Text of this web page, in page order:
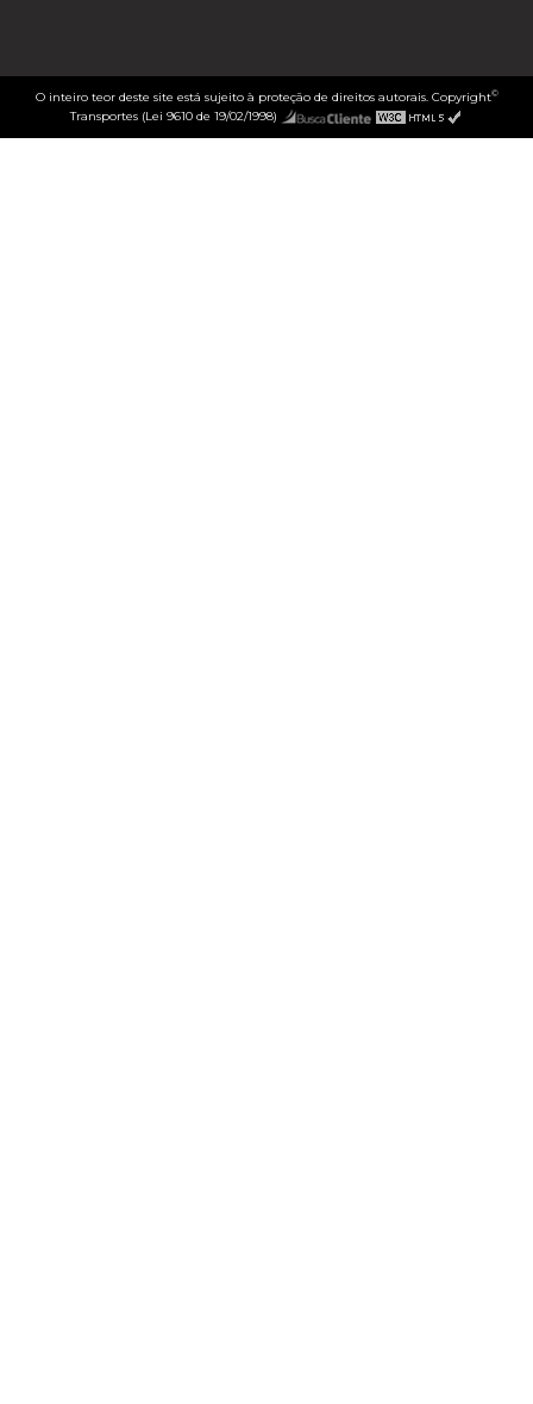
O inteiro teor deste site está sujeito à proteção de direitos autorais. Copyright©
Transportes (Lei 9610 de 19/02/1998)